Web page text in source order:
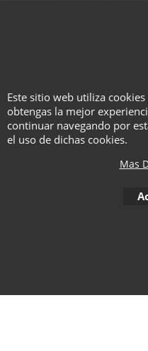
profesionales
Este sitio web utiliza
obtengas la mejor
continuar navegando por
el uso de dichas cookies.
Mas